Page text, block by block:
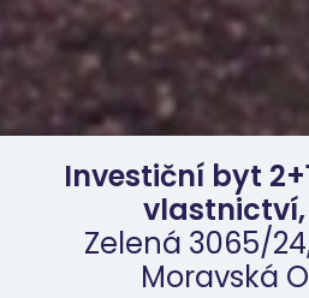
Investiční byt
vlastnictví,
Zelená 3065/
Moravská